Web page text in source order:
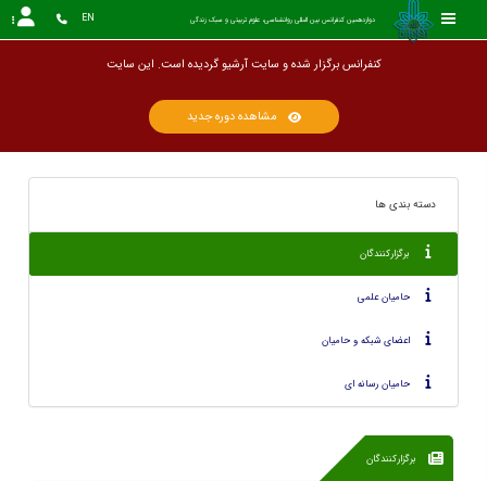
دوازدهمین کنفرانس بین المللی روانشناسی، علوم تربیتی و سبک زندگی EN
کنفرانس برگزار شده و سایت آرشیو گردیده است. این س
مشاهده دوره جدید
دسته بندی ها
برگزارکنندگان
حامیان علمی
اعضای شبکه و حامیان
حامیان رسانه ای
برگزارکنندگان